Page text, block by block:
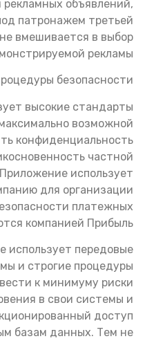
объявлений,
патронажем третьей
вмешивается в выбор
рекламы.
безопасности
высокие стандарты
возможной
конфиденциальность
частной
использует
для организации
платежных
компанией Прибыль.
использует передовые
и строгие процедуры
к минимуму риски
в свои системы и
доступ
базам данных. Тем не